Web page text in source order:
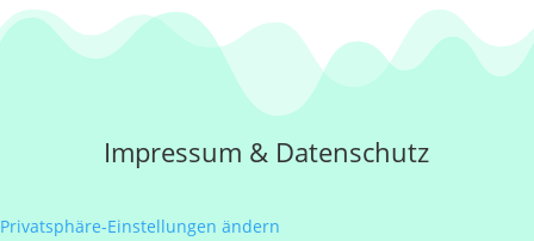
Impressum & Datenschutz
Privatsphäre-Einstellungen ändern